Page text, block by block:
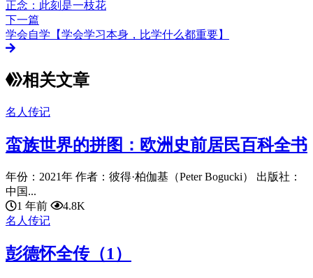
正念：此刻是一枝花
下一篇
学会自学【学会学习本身，比学什么都重要】
相关文章
名人传记
蛮族世界的拼图：欧洲史前居民百科全书
年份：2021年 作者：彼得·柏伽基（Peter Bogucki） 出版社：
中国...
1 年前
4.8K
名人传记
彭德怀全传（1）